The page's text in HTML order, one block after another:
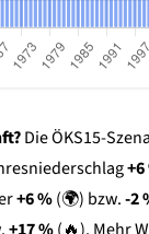
Die ÖKS15-
+6 %(🌍) bzw.-2